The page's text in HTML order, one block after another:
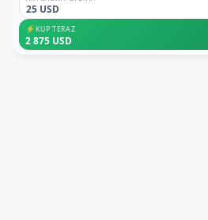
25 USD
⚡KUP TERAZ
2 875 USD